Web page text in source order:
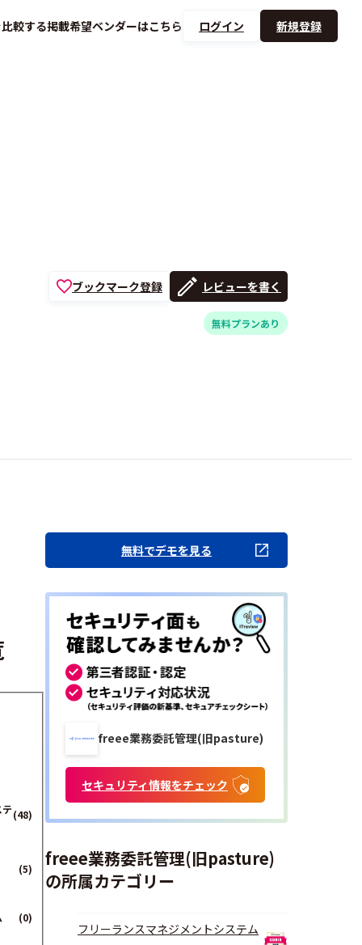
比較する掲載希望ベンダーはこちら ログイン 新規登録
ブックマーク登録 レビューを書く
無料プランあり
(48)
(5)
(0)
無料でデモを見る
freee業務委託管理(旧pasture)
セキュリティ情報をチェック
freee業務委託管理(旧pasture)
の所属カテゴリー
フリーランスマネジメントシステム